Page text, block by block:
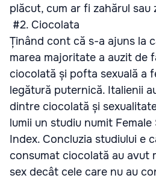
plăcut, cum ar fi zahărul sau
#2. Ciocolata
Ținând cont că s-a ajuns la
marea majoritate a auzit de
ciocolată și pofta sexuală a
legătură puternică. Italienii
dintre ciocolată și
lumii un studiu numit
Index. Concluzia studiului e
consumat ciocolată au avut
sex decât cele care nu au